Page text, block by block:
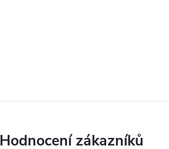
Hodnocení zákazníků